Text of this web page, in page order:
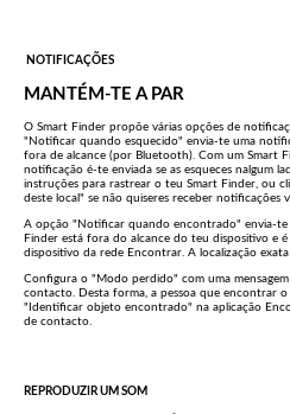
NOTIFICAÇÕES
MANTÉM-TE A PAR
O Smart Finder propõe várias opções de
"Notificar quando esquecido" envia-te uma
fora de alcance (por Bluetooth). Com um Smart
notificação é-te enviada se as esqueces nalgum
instruções para rastrear o teu Smart Finder, ou
deste local" se não quiseres receber notificações
A opção "Notificar quando encontrado" envia-
Finder está fora do alcance do teu dispositivo
dispositivo da rede Encontrar. A localização
Configura o "Modo perdido" com uma
contacto. Desta forma, a pessoa que encontrar
"Identificar objeto encontrado" na aplicação
de contacto.
REPRODUZIR UM SOM